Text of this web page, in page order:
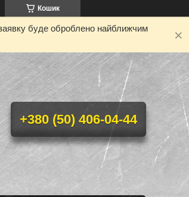
Кошик
буде оброблено найближчим
+380 (50) 406-04-44